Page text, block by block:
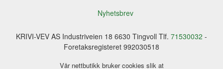
Nyhetsbrev
KRIVI-VEV AS Industriveien 18 6630 Tingvoll Tlf. 71530032 -
Foretaksregisteret 992030518
Vår nettbutikk bruker cookies slik at